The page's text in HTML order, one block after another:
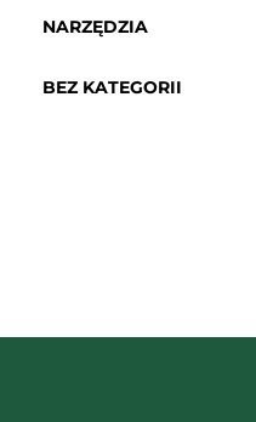
NARZĘDZIA
BEZ KATEGORII